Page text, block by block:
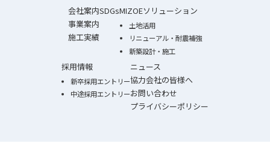
会社案内
事業案内
施工実績
SDGsMIZOEソリューション
土地活用
リニューアル・耐震補強
新築設計・施工
採用情報
新卒採用エントリー
中途採用エントリー
ニュース
協力会社の皆様へ
お問い合わせ
プライバシーポリシー